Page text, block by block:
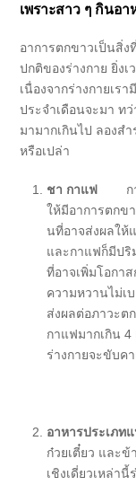
เพราะสาว ๆ กินอ
อาการตกขาวเป็นสิ่ง
ปกติของร่างกาย ยิ่ง
เนื่องจากร่างกายเร
ประจำเดือนจะมา ท
มามากเกินไป ลองส
หรือเปล่า
ชา กาแฟ
ให้มีอาการตกข
นที่อาจส่งผลให้
และกาแฟก็มีป
ที่อาจเพิ่มโอกา
ความหวานไม่เ
ส่งผลต่อภาวะต
กาแฟมากเกิน
ร่างกายจะขับค
อาหารประเภ
ก๋วยเตี๋ยว และ
เชิงเดี่ยวเหล่า